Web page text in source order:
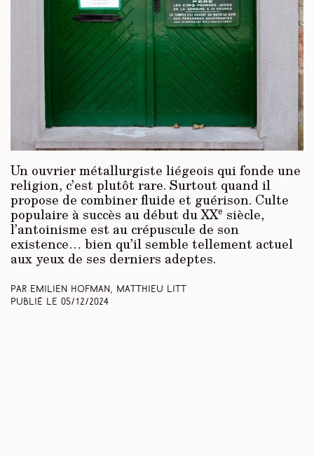
Un ouvrier métallurgiste liégeois qui fonde une
religion, c’est plutôt rare. Surtout quand il
propose de combiner fluide et guérison. Culte
populaire à succès au début du XXe siècle,
l’antoinisme est au crépuscule de son
existence… bien qu’il semble tellement actuel
aux yeux de ses derniers adeptes.
Par Emilien Hofman, Matthieu Litt
Publié le 05/12/2024